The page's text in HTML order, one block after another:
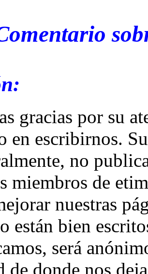
gracias por su
en escribirnos.
no
miembros de
nuestras
están bien
será
de donde nos